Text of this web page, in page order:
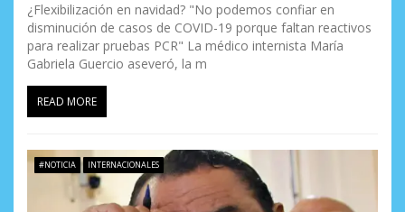
¿Flexibilización en navidad? "No podemos confiar en
disminución de casos de COVID-19 porque faltan reactivos
para realizar pruebas PCR" La médico internista María
Gabriela Guercio aseveró, la m
READ MORE
#NOTICIA INTERNACIONALES